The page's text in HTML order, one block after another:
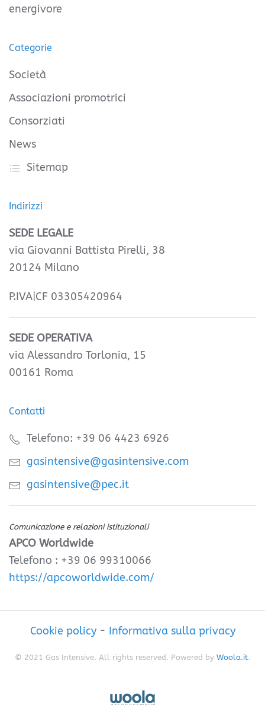
energivore
Categorie
Società
Associazioni promotrici
Consorziati
News
Sitemap
Indirizzi
SEDE LEGALE
via Giovanni Battista Pirelli, 38
20124 Milano
P.IVA|CF 03305420964
SEDE OPERATIVA
via Alessandro Torlonia, 15
00161 Roma
Contatti
Telefono: +39 06 4423 6926
gasintensive@gasintensive.com
gasintensive@pec.it
Comunicazione e relazioni istituzionali
APCO Worldwide
Telefono : +39 06 99310066
https://apcoworldwide.com/
Cookie policy- Informativa sulla privacy
© 2021 Gas Intensive. All rights reserved. Powered by Woola.it.